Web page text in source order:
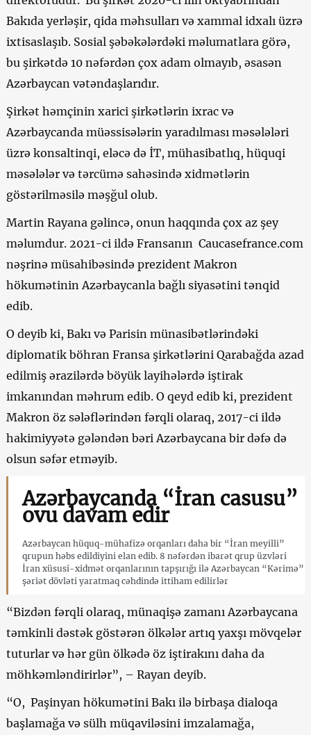
Bakıda yerləşir, qida məhsulları və xammal idxalı üzrə
ixtisaslaşıb. Sosial şəbəkələrdəki məlumatlara görə,
bu şirkətdə 10 nəfərdən çox adam olmayıb, əsasən
Azərbaycan vətəndaşlarıdır.
Şirkət həmçinin xarici şirkətlərin ixrac və
Azərbaycanda müəssisələrin yaradılması məsələləri
üzrə konsaltinqi, eləcə də İT, mühasibatlıq, hüquqi
məsələlər və tərcümə sahəsində xidmətlərin
göstərilməsilə məşğul olub.
Martin Rayana gəlincə, onun haqqında çox az şey
məlumdur. 2021-ci ildə Fransanın Caucasefrance.com
nəşrinə müsahibəsində prezident Makron
hökumətinin Azərbaycanla bağlı siyasətini tənqid
edib.
O deyib ki, Bakı və Parisin münasibətlərindəki
diplomatik böhran Fransa şirkətlərini Qarabağda azad
edilmiş ərazilərdə böyük layihələrdə iştirak
imkanından məhrum edib. O qeyd edib ki, prezident
Makron öz sələflərindən fərqli olaraq, 2017-ci ildə
hakimiyyətə gələndən bəri Azərbaycana bir dəfə də
olsun səfər etməyib.
Azərbaycanda “İran casusu”
ovu davam edir
Azərbaycan hüquq-mühafizə orqanları daha bir “İran meyilli”
qrupun həbs edildiyini elan edib. 8 nəfərdən ibarət qrup üzvləri
İran xüsusi-xidmət orqanlarının tapşırığı ilə Azərbaycan “Kərimə”
şəriət dövləti yaratmaq cəhdində ittiham edilirlər
“Bizdən fərqli olaraq, münaqişə zamanı Azərbaycana
təmkinli dəstək göstərən ölkələr artıq yaxşı mövqelər
tuturlar və hər gün ölkədə öz iştirakını daha da
möhkəmləndirirlər”, – Rayan deyib.
“O, Paşinyan hökumətini Bakı ilə birbaşa dialoqa
başlamağa və sülh müqaviləsini imzalamağa,